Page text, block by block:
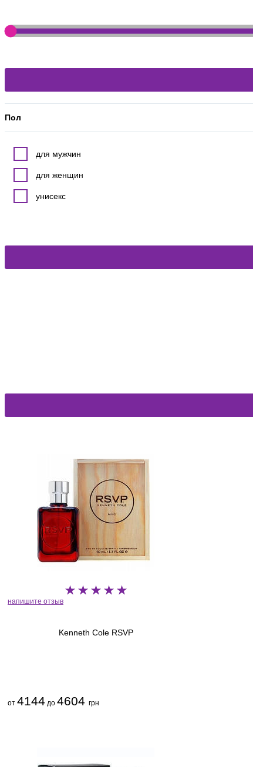
Пол
для мужчин
для женщин
унисекс
напишите отзыв
Kenneth Cole RSVP
от 4144 до 4604 грн